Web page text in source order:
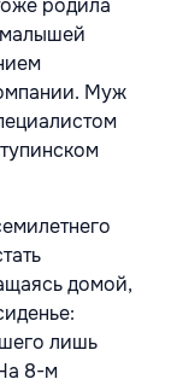
родила
малышей
Муж
домой,
лишь
8-м